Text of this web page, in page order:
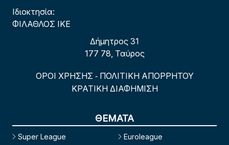
Ιδιοκτησία:
ΦΙΛΑΘΛΟΣ ΙΚΕ
Δήμητρος 31
177 78, Ταύρος
ΟΡΟΙ ΧΡΗΣΗΣ - ΠΟΛΙΤΙΚΗ ΑΠΟΡΡΗΤΟΥ
ΚΡΑΤΙΚΗ ΔΙΑΦΗΜΙΣΗ
ΘΕΜΑΤΑ
Super League
Euroleague